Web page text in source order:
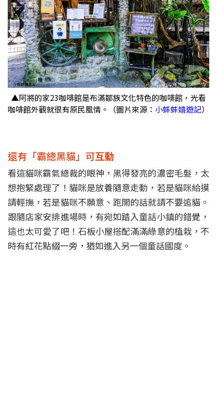
▲阿將的家23咖啡館是布滿鄒族文化特色的咖啡館，光看
咖啡館外觀就很有原民風情。（圖片來源： 小蚌蚌嬉遊記）
還有「霸總黑貓」可互動
看這貓咪霸氣總裁的眼神，黑得發亮的濃密毛髮，太
想抱緊處理了！貓咪是放養隨意走動，若是貓咪給摸
請輕撫，若是貓咪不願意、跑開的話就請不要追貓。
跟隨店家安排進場時，有宛如踏入童話小鎮的錯覺，
這也太可愛了吧！石板小屋搭配滿滿綠意的植栽，不
時有紅花點綴一旁，猶如進入另一個童話國度。